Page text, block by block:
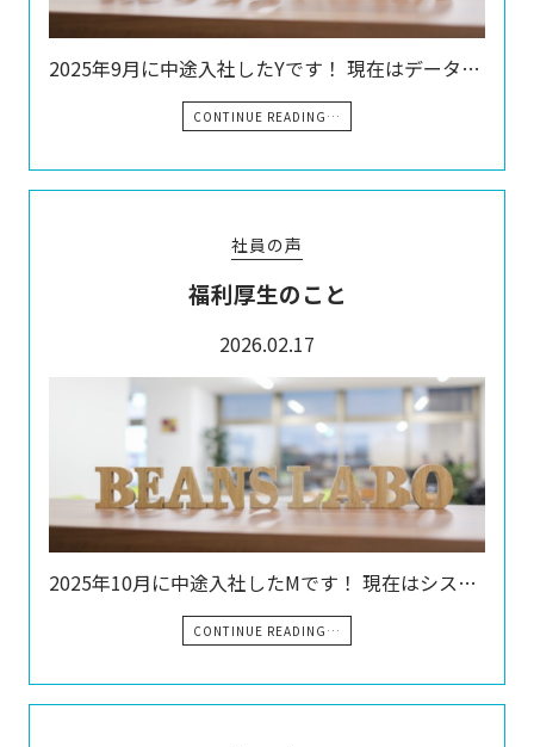
2025年9月に中途入社したYです！ 現在はデータ…
CONTINUE READING…
社員の声
福利厚生のこと
2026.02.17
2025年10月に中途入社したMです！ 現在はシス…
CONTINUE READING…